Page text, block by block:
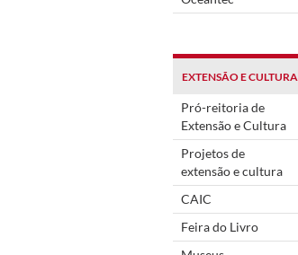
EXTENSÃO E CULTURA
Pró-reitoria de
Extensão e Cultura
Projetos de
extensão e cultura
CAIC
Feira do Livro